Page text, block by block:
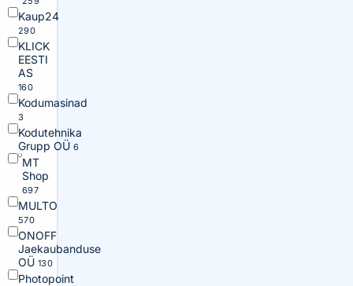
Kaup24
290
KLICK
EESTI
AS
160
Kodumasinad
3
Kodutehnika
Grupp OÜ 6
MT
Shop
697
MULTO
570
ONOFF
Jaekaubanduse
OÜ 130
Photopoint